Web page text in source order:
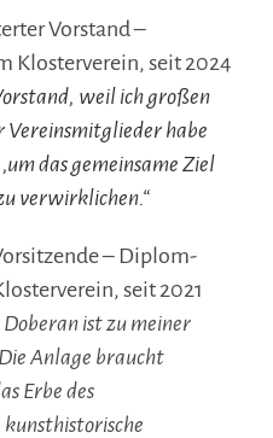
Vorstand –
Klosterverein, seit 2024
weil ich großen
Vereinsmitglieder habe
das gemeinsame Ziel
verwirklichen.“
– Diplom-
seit 2021
Doberan ist zu meiner
Anlage braucht
Erbe des